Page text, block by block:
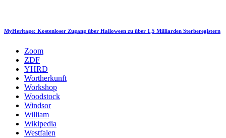
MyHeritage: Kostenloser Zugang über Halloween zu über 1,5 Milliarden Sterberegistern
Zoom
ZDF
YHRD
Wortherkunft
Workshop
Woodstock
Windsor
William
Wikipedia
Westfalen